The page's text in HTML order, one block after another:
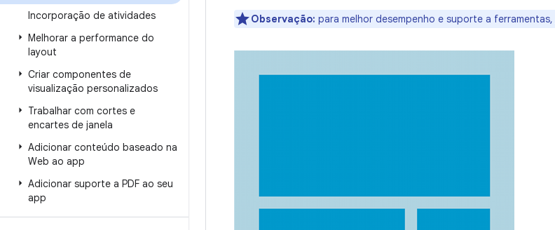
Incorporação de atividades
Melhorar a performance do
layout
Criar componentes de
visualização personalizados
Trabalhar com cortes e
encartes de janela
Adicionar conteúdo baseado na
Web ao app
Adicionar suporte a PDF ao seu
app
Observação: para melhor desempenho e suporte a ferramentas,